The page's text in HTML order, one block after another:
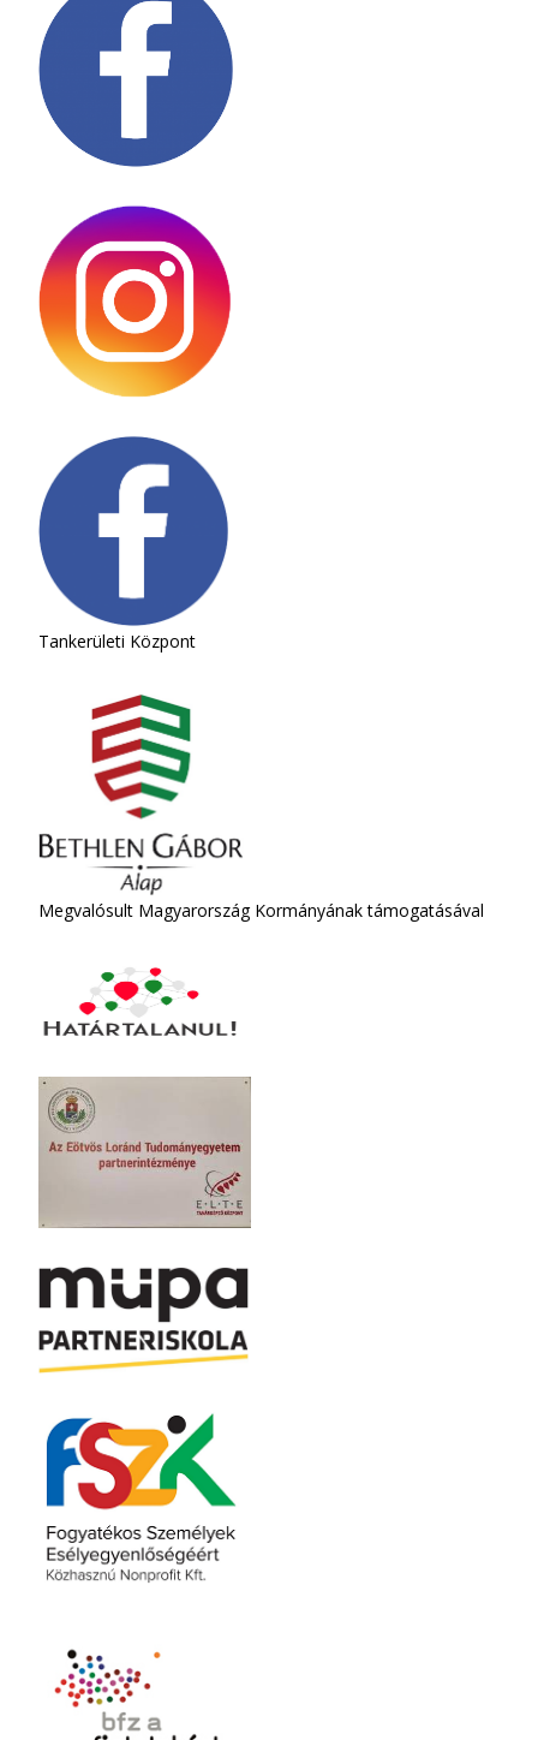
Tankerületi Központ
Megvalósult Magyarország Kormányának támogatásával